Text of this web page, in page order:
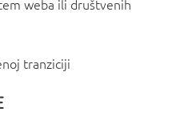
weba ili društvenih
tranziciji